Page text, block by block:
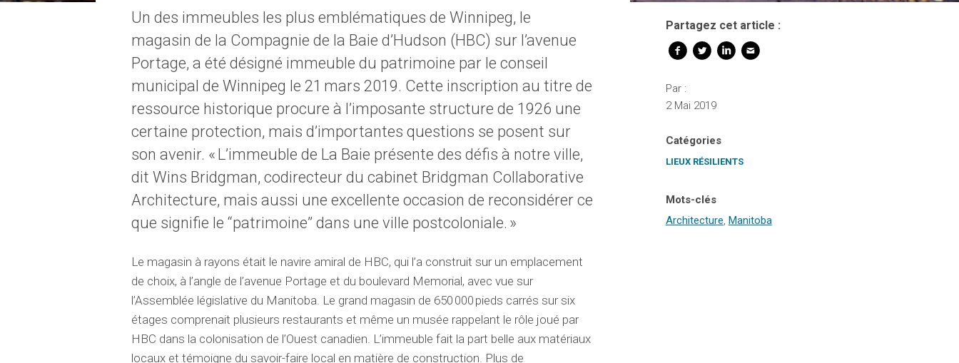
Partagez cet article :
Par :
2 Mai 2019
Catégories
LIEUX RÉSILIENTS
Mots-clés
Architecture, Manitoba
Un des immeubles les plus emblématiques de Winnipeg, le
magasin de la Compagnie de la Baie d’Hudson (HBC) sur l’avenue
Portage, a été désigné immeuble du patrimoine par le conseil
municipal de Winnipeg le 21 mars 2019. Cette inscription au titre de
ressource historique procure à l’imposante structure de 1926 une
certaine protection, mais d’importantes questions se posent sur
son avenir. « L’immeuble de La Baie présente des défis à notre ville,
ditWins Bridgman,codirecteur du cabinet Bridgman Collaborative
Architecture, mais aussi une excellente occasion de reconsidérer ce
que signifie le “patrimoine” dans une ville postcoloniale. »
Le magasin à rayons était le navire amiral de HBC, qui l’a construit sur un emplacement
de choix, à l’angle de l’avenue Portage et du boulevard Memorial, avec vue sur
l’Assemblée législative du Manitoba. Le grand magasin de 650 000 pieds carrés sur six
étages comprenait plusieurs restaurants et même un musée rappelant le rôle joué par
HBC dans la colonisation de l’Ouest canadien. L’immeuble fait la part belle aux matériaux
locaux ettémoigne du savoir-faire local en matière de construction. Plus de